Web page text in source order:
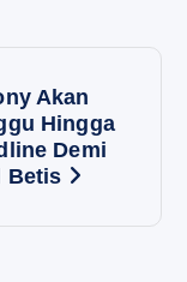
Akan
Hingga
Demi
Betis